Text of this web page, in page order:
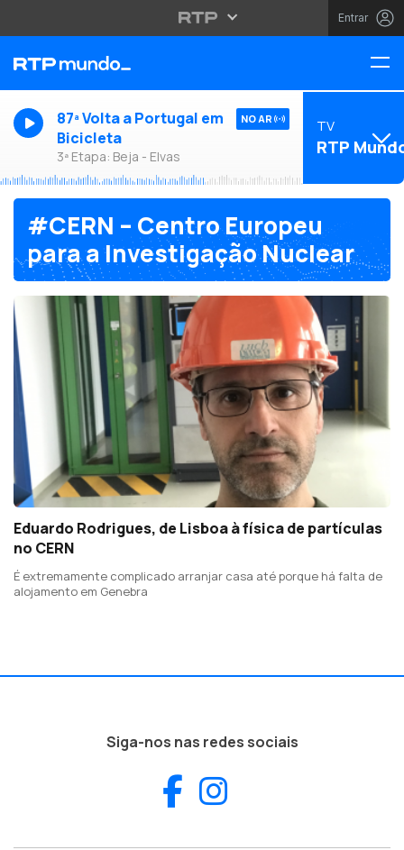
Entrar
87ª Volta a Portugal em
Bicicleta
3ª Etapa: Beja - Elvas
NO AR TV
RTP
#CERN – Centro Europeu
para a Investigação Nuclear
Eduardo Rodrigues, de Lisboa à física de partículas
no CERN
É extremamente complicado arranjar casa até porque há falta de
alojamento em Genebra
Siga-nos nas redes sociais
Facebook